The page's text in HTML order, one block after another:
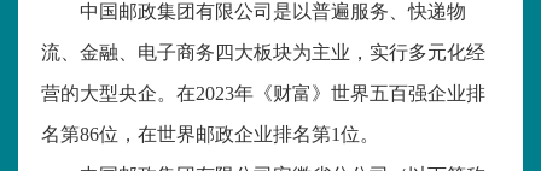
中国邮政集团有限公司是以普遍服务、快递物
流、金融、电子商务四大板块为主业，实行多元化经
营的大型央企。在2023年《财富》世界五百强企业排
名第86位，在世界邮政企业排名第1位。